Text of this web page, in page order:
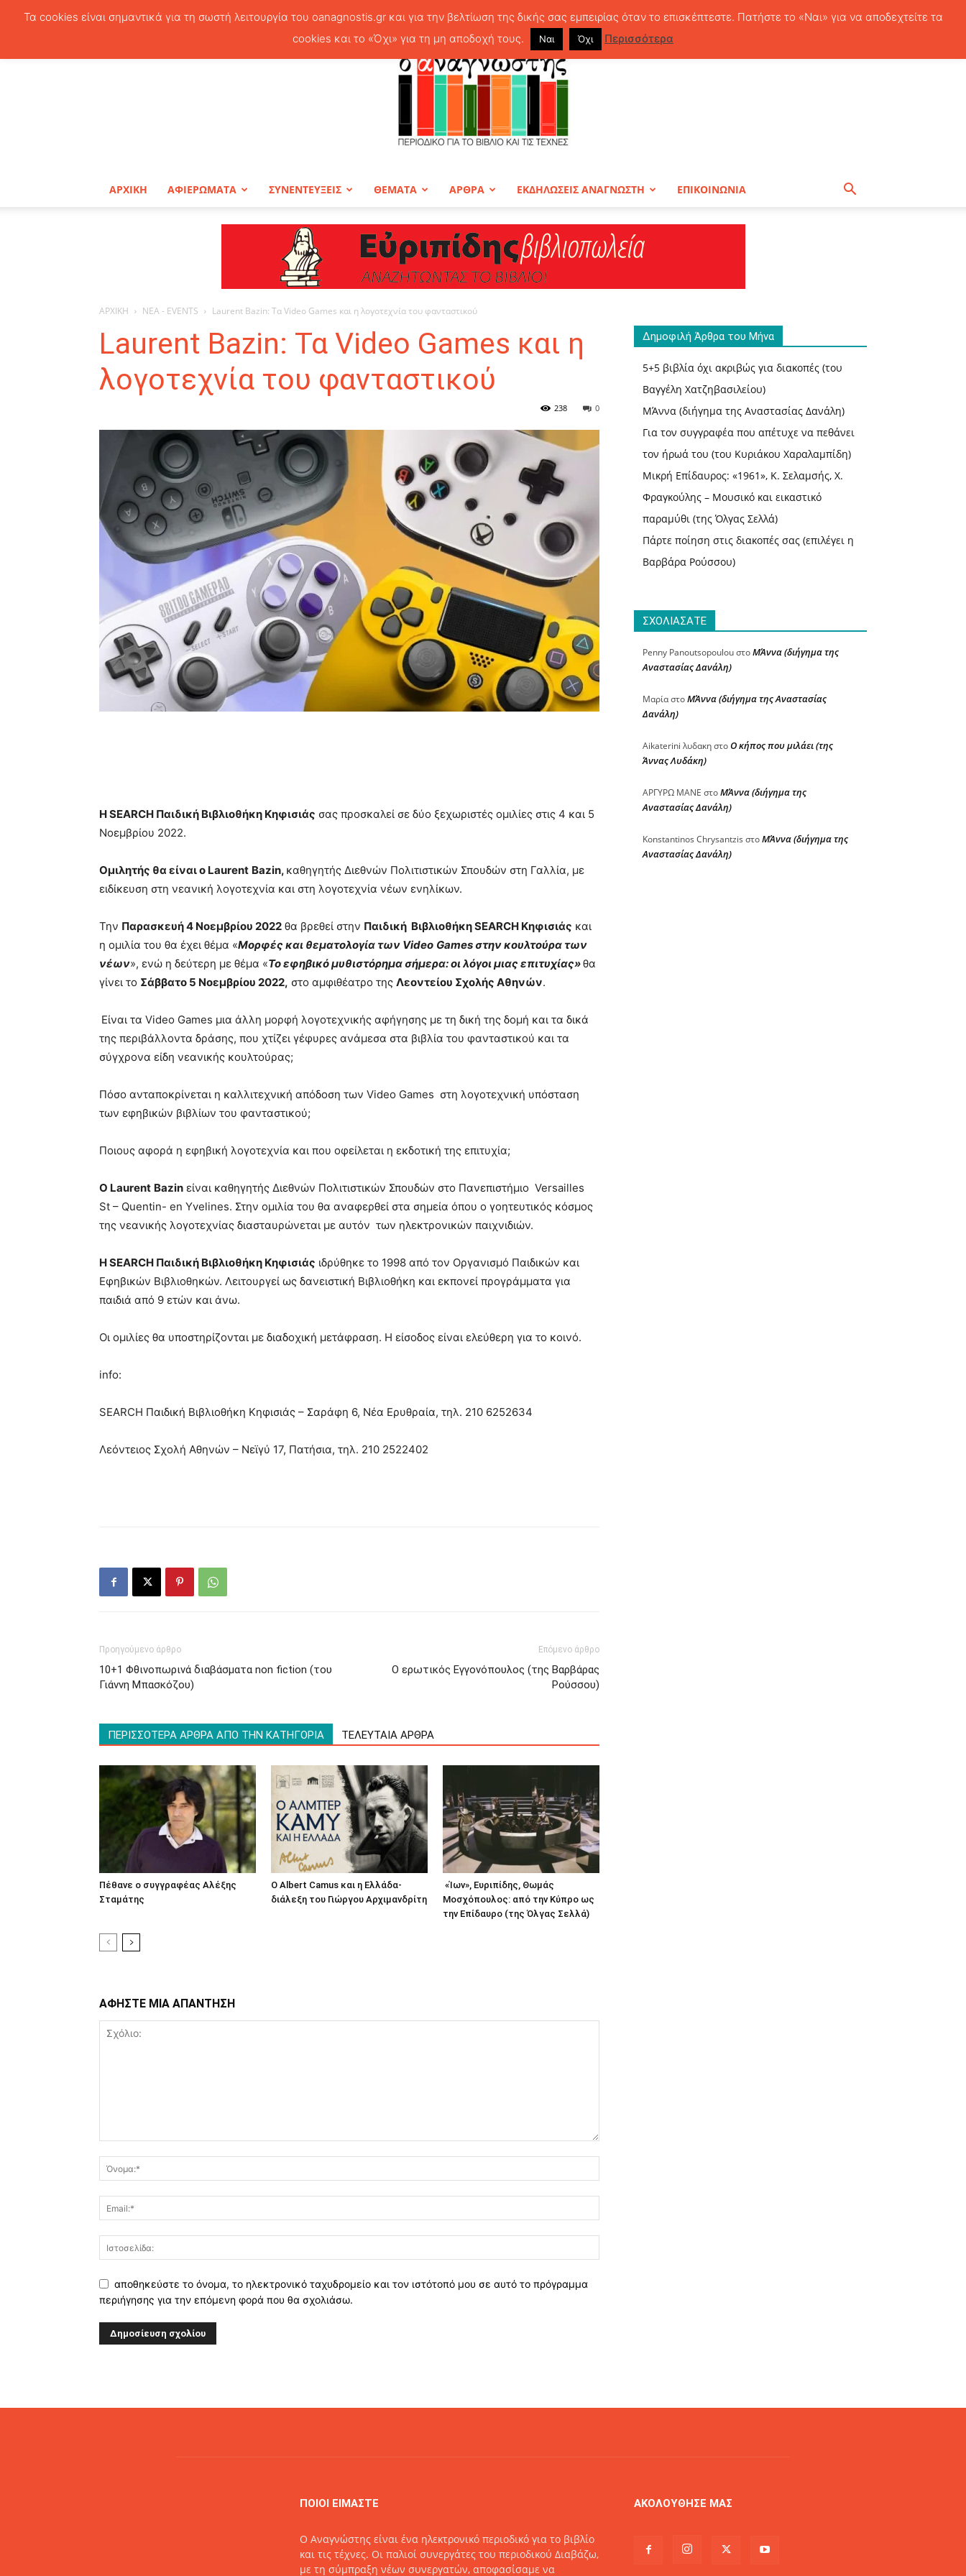
Παρασκευή, 7 Αυγούστου, 2026
ΑΝΑΓΝΩΣΤΗΣ
ΤΟ
ΒΙΒΛΙΟ
ΤΙΣ
ΤΕΧΝΕΣ
ΑΡΧΙΚΗ ΑΦΙΕΡΩΜΑΤΑ ΣΥΝΕΝΤΕΥΞΕΙΣ ΘΕΜΑΤΑ ΑΡΘΡΑ ΕΚΔΗΛΩΣΕΙΣ ΑΝΑΓΝΩΣΤΗ ΕΠΙΚΟΙΝΩΝΙΑ
ΑΡΧΙΚΗ ΝΕΑ - EVENTS Laurent Bazin: Τα Video Games και η λογοτεχνία του φανταστικού
Laurent Bazin: Τα Video Games και η
λογοτεχνία του φανταστικού
0
238
ΗSEARCH Παιδική Βιβλιοθήκη Κηφισιάς σας προσκαλεί σε δύο ξεχωριστές ομιλίες στις 4 και 5
Νοεμβρίου 2022.
Ομιλητής θα είναι ο Laurent Bazin, καθηγητής Διεθνών Πολιτιστικών Σπουδών στη Γαλλία, με
ειδίκευση στη νεανική λογοτεχνία και στη λογοτεχνία νέων ενηλίκων.
Την Παρασκευή 4 Νοεμβρίου 2022 θα βρεθεί στην Παιδική ΒιβλιοθήκηSEARCH Κηφισιάς και
η ομιλία του θα έχει θέμα «Μορφές και θεματολογία των Video Gamesστην κουλτούρα των
νέων», ενώ η δεύτερη με θέμα «Το εφηβικό μυθιστόρημα σήμερα: οι λόγοι μιας επιτυχίας»θα
γίνει το Σάββατο 5 Νοεμβρίου 2022, στο αμφιθέατρο της Λεοντείου Σχολής Αθηνών.
Είναι τα Video Games μια άλλη μορφή λογοτεχνικής αφήγησης με τη δική της δομή και τα δικά
της περιβάλλοντα δράσης, που χτίζει γέφυρες ανάμεσα στα βιβλία του φανταστικού και τα
σύγχρονα είδη νεανικής κουλτούρας;
Πόσο ανταποκρίνεται η καλλιτεχνική απόδοση των Video Games στη λογοτεχνική υπόσταση
των εφηβικών βιβλίων του φανταστικού;
Ποιους αφορά η εφηβική λογοτεχνία και που οφείλεται η εκδοτική της επιτυχία;
Ο Laurent Bazin είναι καθηγητής Διεθνών Πολιτιστικών Σπουδών στο Πανεπιστήμιο Versailles
St – Quentin- en Yvelines. Στην ομιλία του θα αναφερθεί στα σημεία όπου ο γοητευτικός κόσμος
της νεανικής λογοτεχνίας διασταυρώνεται με αυτόν των ηλεκτρονικών παιχνιδιών.
ΗSEARCH Παιδική Βιβλιοθήκη Κηφισιάς ιδρύθηκε το 1998 από τον Οργανισμό Παιδικών και
Εφηβικών Βιβλιοθηκών. Λειτουργεί ως δανειστική Βιβλιοθήκη και εκπονεί προγράμματα για
παιδιά από 9 ετών και άνω.
Οι ομιλίες θα υποστηρίζονται με διαδοχική μετάφραση. Η είσοδος είναι ελεύθερη για το κοινό.
info:
SEARCH Παιδική Βιβλιοθήκη Κηφισιάς – Σαράφη 6, Νέα Ερυθραία, τηλ. 210 6252634
Λεόντειος Σχολή Αθηνών – Νεϊγύ 17, Πατήσια, τηλ. 210 2522402
Προηγούμενο άρθρο
10+1 Φθινοπωρινά διαβάσματα non fiction (του
Γιάννη Μπασκόζου)
Επόμενο άρθρο
Ο ερωτικός Εγγονόπουλος (της Βαρβάρας
Ρούσσου)
ΠΕΡΙΣΣΟΤΕΡΑ ΑΡΘΡΑ ΑΠΟ ΤΗΝ ΚΑΤΗΓΟΡΙΑ ΤΕΛΕΥΤΑΙΑ ΑΡΘΡΑ
Πέθανε ο συγγραφέας Αλέξης
Σταμάτης
O Albert Camus και η Ελλάδα-
διάλεξη του Γιώργου Αρχιμανδρίτη
«Ίων», Ευριπίδης, Θωμάς
Μοσχόπουλος: από την Κύπρο ως
την Επίδαυρο (της Όλγας Σελλά)
ΑΦΗΣΤΕ ΜΙΑ ΑΠΑΝΤΗΣΗ
αποθηκεύστε το όνομα, το ηλεκτρονικό ταχυδρομείο και τον ιστότοπό μου σε αυτό το πρόγραμμα
περιήγησης για την επόμενη φορά που θα σχολιάσω.
Δημοφιλή Άρθρα του Μήνα
5+5 βιβλία όχι ακριβώς για διακοπές (του
Βαγγέλη Χατζηβασιλείου)
ΜΆννα (διήγημα της Αναστασίας Δανάλη)
Για τον συγγραφέα που απέτυχε να πεθάνει
τον ήρωά του (του Κυριάκου Χαραλαμπίδη)
Μικρή Επίδαυρος: «1961», Κ. Σελαμσής, Χ.
Φραγκούλης – Μουσικό και εικαστικό
παραμύθι (της Όλγας Σελλά)
Πάρτε ποίηση στις διακοπές σας (επιλέγει η
Βαρβάρα Ρούσσου)
ΣΧΟΛΙΑΣΑΤΕ
Penny PanoutsopoulouστοΜΆννα (διήγημα της
Αναστασίας Δανάλη)
ΜαρίαστοΜΆννα (διήγημα της Αναστασίας
Δανάλη)
Aikaterini λυδακηστοΟ κήπος που μιλάει (της
Άννας Λυδάκη)
ΑΡΓΥΡΩ ΜΑΝΕ στοΜΆννα (διήγημα της
Αναστασίας Δανάλη)
Konstantinos Chrysantzis στοΜΆννα (διήγημα της
Αναστασίας Δανάλη)
ΠΟΙΟΙ ΕΙΜΑΣΤΕ
O Αναγνώστης είναι ένα ηλεκτρονικό περιοδικό για το βιβλίο
και τις τέχνες. Οι παλιοί συνεργάτες του περιοδικού Διαβάζω,
με τη σύμπραξη νέων συνεργατών, αποφασίσαμε να
ΑΚΟΛΟΥΘΗΣΕ ΜΑΣ
Τα cookies είναι σημαντικά για τη σωστή λειτουργία του oanagnostis.gr και για την βελτίωση της δικής σας εμπειρίας όταν το επισκέπτεστε. Πατήστε το «Ναι» για να αποδεχτείτε τα
cookies και το «Όχι» για τη μη αποδοχή τους.
Ναι Όχι Περισσότερα